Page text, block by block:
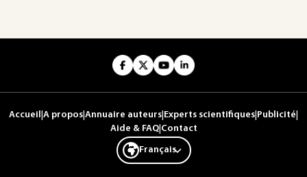
Accueil A propos Annuaire auteurs Experts scientifiques Publicité
Aide & FAQ| Contact
Français